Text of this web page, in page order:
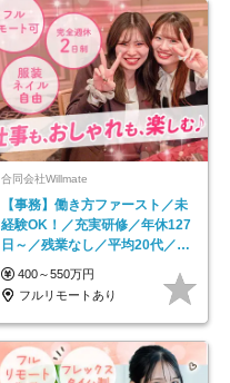
合同会社Willmate
【事務】働き方ファースト／未
経験OK！／充実研修／年休127
日～／残業なし／平均20代／リ
モートOK
400～550万円
フルリモートあり